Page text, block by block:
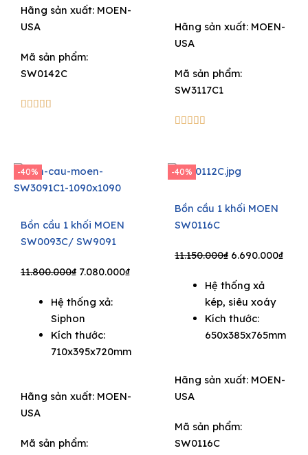
Hãng sản xuất: MOEN-
USA
Mã sản phẩm:
SW0142C

Hãng sản xuất: MOEN-
USA
Mã sản phẩm:
SW3117C1

-40%
Bồn cầu 1 khối MOEN
SW0093C/ SW9091
11.800.000₫ Original
was:
11.800.000₫.
7.080.000₫Current
Hệ thống xả:
Siphon
Kích thước:
710x395x720mm
Hãng sản xuất: MOEN-
USA
Mã sản phẩm:
-40%
Bồn cầu 1 khối MOEN
SW0116C
11.150.000₫ Original
was:
11.150.000₫.
6.690.000₫
Hệ thống xả
kép, siêu xoáy
Kích thước:
650x385x765mm
Hãng sản xuất: MOEN-
USA
Mã sản phẩm:
SW0116C